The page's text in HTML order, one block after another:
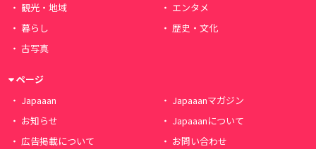
観光・地域
エンタメ
暮らし
歴史・文化
古写真
ページ
Japaaan
Japaaanマガジン
お知らせ
Japaaanについて
広告掲載について
お問い合わせ